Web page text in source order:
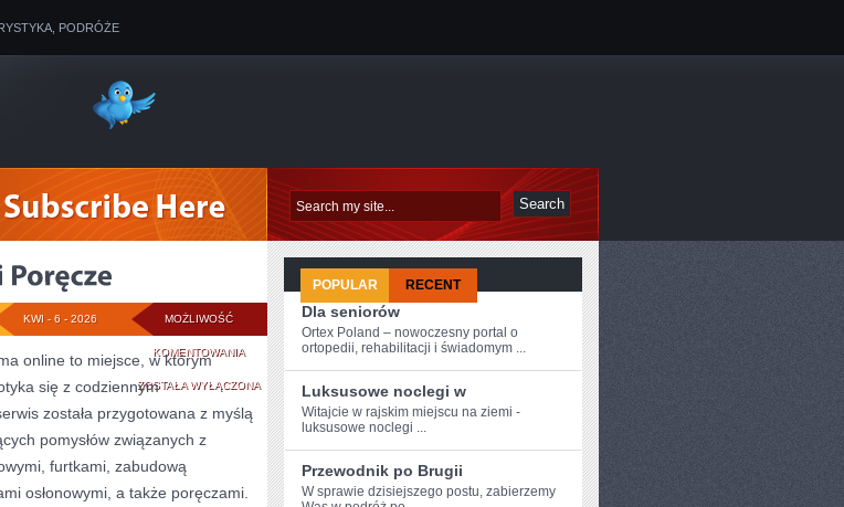
PODRÓŻE
MOŻLIWOŚĆ
KOMENTOWANIABALUSTRADY
I
PORĘCZE
ZOSTAŁA WYŁĄCZONA
KWI - 6 - 2026
online to miejsce, w którym
się z codziennym
została przygotowana z myślą
pomysłów związanych z
furtkami, zabudową
osłonowymi, a także poręczami.
POPULAR RECENT
Dla seniorów
Ortex Poland – nowoczesny portal o
ortopedii, rehabilitacji i świadomym ...
Luksusowe noclegi w
Witajcie w‍ rajskim miejscu na ziemi -
luksusowe noclegi ...
Przewodnik po Brugii
W ⁢sprawie dzisiejszego ​postu, zabierzemy